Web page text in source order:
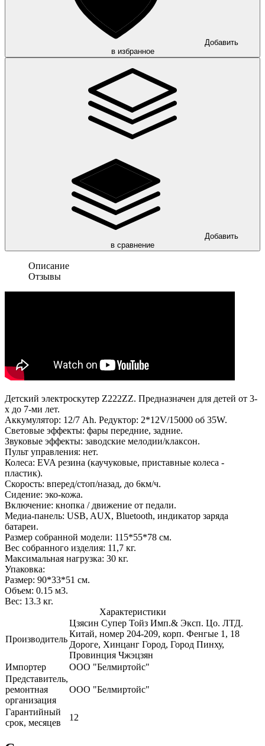
Добавить
в избранное
Добавить
в сравнение
Описание
Отзывы
Детский электроскутер Z222ZZ. Предназначен для детей от 3-
х до 7-ми лет.
Аккумулятор: 12/7 Ah. Редуктор: 2*12V/15000 об 35W.
Световые эффекты: фары передние, задние.
Звуковые эффекты: заводские мелодии/клаксон.
Пульт управления: нет.
Колеса: EVA резина (каучуковые, приставные колеса -
пластик).
Скорость: вперед/стоп/назад, до 6км/ч.
Сидение: эко-кожа.
Включение: кнопка / движение от педали.
Медиа-панель: USB, AUX, Bluetooth, индикатор заряда
батареи.
Размер собранной модели: 115*55*78 см.
Вес собранного изделия: 11,7 кг.
Максимальная нагрузка: 30 кг.
Упаковка:
Размер: 90*33*51 см.
Объем: 0.15 м3.
Вес: 13.3 кг.
Характеристики
Производитель
Цзясин Супер Тойз Имп.& Эксп. Цо. ЛТД.
Китай, номер 204-209, корп. Фенгые 1, 18
Дороге, Хинцанг Город, Город Пинху,
Провинция Чжэцзян
Импортер
ООО "Белмиртойс"
Представитель,
ремонтная
организация
ООО "Белмиртойс"
Гарантийный
срок, месяцев
12